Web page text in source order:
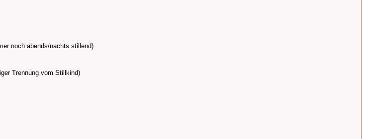
noch abends/nachts stillend)
Trennung vom Stillkind)